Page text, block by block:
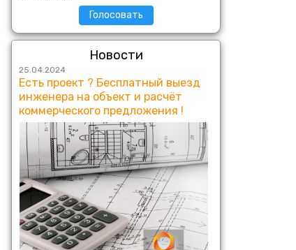
Голосовать
Новости
25.04.2024
Есть проект ? Бесплатный выезд
инженера на объект и расчёт
коммерческого предложения !